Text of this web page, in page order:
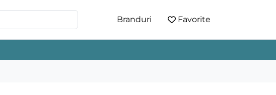
Branduri Favorite